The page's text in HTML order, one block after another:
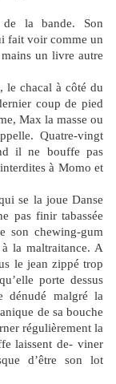
la bande. Son
fait voir comme un
mains un livre autre
le chacal à côté du
coup de pied
Max la masse ou
Quatre-vingt
il ne bouffe pas
à Momo et
se la joue Danse
pas finir tabassée
son chewing-gum
la maltraitance. A
le jean zippé trop
porte dessus
dénudé malgré la
de sa bouche
régulièrement la
laissent de- viner
d’être son lot